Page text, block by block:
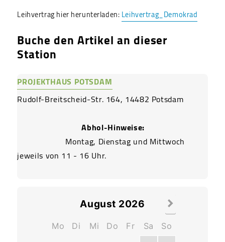
Leihvertrag hier herunterladen:Leihvertrag_Demokrad
Buche den Artikel an dieser
Station
PROJEKTHAUS POTSDAM
Rudolf-Breitscheid-Str. 164, 14482 Potsdam
Abhol-Hinweise:
jeweils von 11 - 16 Uhr.
August 2026
Mo Di Mi Do Fr Sa
So